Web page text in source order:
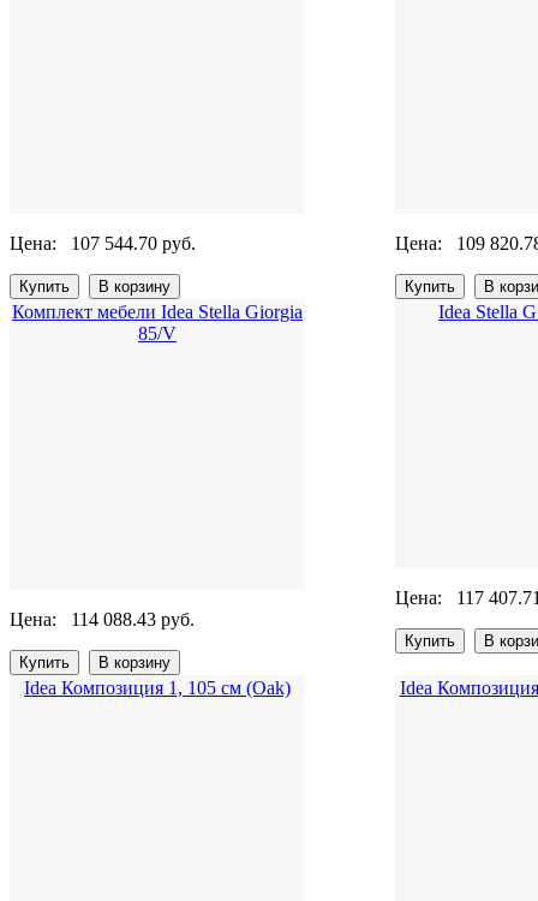
Цена: 107 544.70 руб. Цена: 109
Комплект мебели Idea Stella Giorgia
85/V
Цена: 114 088.43 руб.
Idea Stella
Цена: 117
Idea Композиция 1, 105 см (Oak) Idea